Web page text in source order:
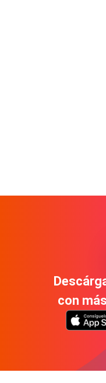
con